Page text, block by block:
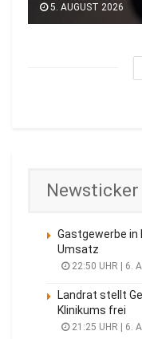
5. AUGUST 2026
Newsticker
Gastgewerbe in
Umsatz
22:50 UHR | 6.
Landrat stellt
Klinikums frei
21:25 UHR | 6.